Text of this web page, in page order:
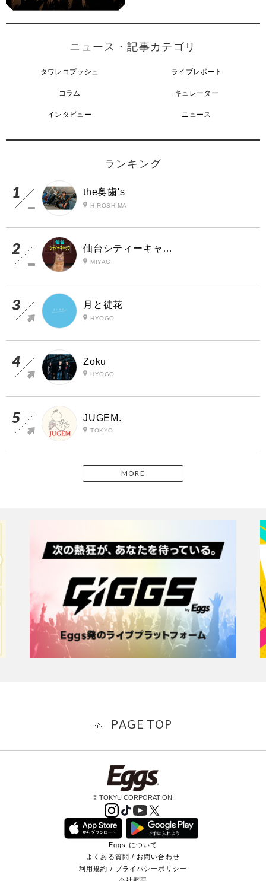
ニュース・記事カテゴリ
タワレコプッシュ ライブレポート
コラム キュレーター
インタビュー ニュース
ランキング
the奥歯's
HIROSHIMA
仙台シティーキャッツ
MIYAGI
月と徒花
HYOGO
Zoku
HYOGO
JUGEM.
TOKYO
MORE
PAGE TOP
© TOKYU CORPORATION.
Eggs について
よくある質問 / お問い合わせ
利用規約 / プライバシーポリシー